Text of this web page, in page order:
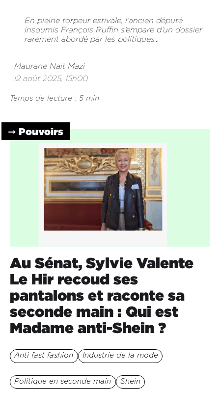
En pleine torpeur estivale, l’ancien député
insoumis François Ruffin s’empare d’un dossier
rarement abordé par les politiques...
Maurane Nait Mazi
12 août 2025, 15h00
Temps de lecture : 5 min
➞ Pouvoirs
Au Sénat, Sylvie Valente
Le Hir recoud ses
pantalons et raconte sa
seconde main : Qui est
Madame anti-Shein ?
Anti fast fashion Industrie de la mode
Politique en seconde main Shein